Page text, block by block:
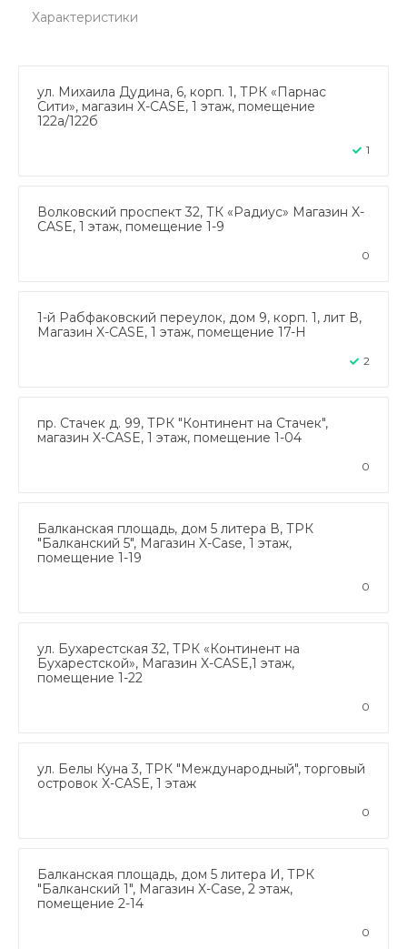
Характеристики
ул. Михаила Дудина, 6, корп. 1, ТРК «Парнас
Сити», магазин X-CASE, 1 этаж, помещение
122а/122б
1
Волковский проспект 32, ТК «Радиус» Магазин X-
CASE, 1 этаж, помещение 1-9
0
1-й Рабфаковский переулок, дом 9, корп. 1, лит В,
Магазин X-CASE, 1 этаж, помещение 17-Н
2
пр. Стачек д. 99, ТРК "Континент на Стачек",
магазин X-CASE, 1 этаж, помещение 1-04
0
Балканская площадь, дом 5 литера В, ТРК
"Балканский 5", Магазин X-Case, 1 этаж,
помещение 1-19
0
ул. Бухарестская 32, ТРК «Континент на
Бухарестской», Магазин X-CASE,1 этаж,
помещение 1-22
0
ул. Белы Куна 3, ТРК "Международный", торговый
островок X-CASE, 1 этаж
0
Балканская площадь, дом 5 литера И, ТРК
"Балканский 1", Магазин X-Case, 2 этаж,
помещение 2-14
0